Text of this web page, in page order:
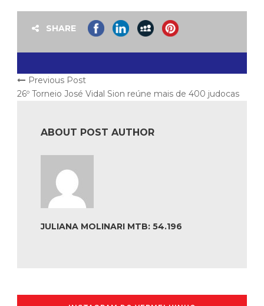
SHARE
Previous Post
26º Torneio José Vidal Sion reúne mais de 400 judocas
ABOUT POST AUTHOR
JULIANA MOLINARI MTB: 54.196